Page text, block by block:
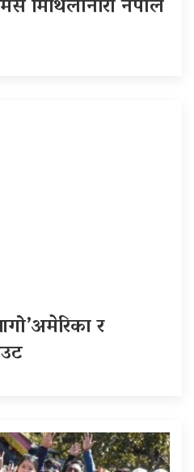
मिथिलानारी नेपाल
र